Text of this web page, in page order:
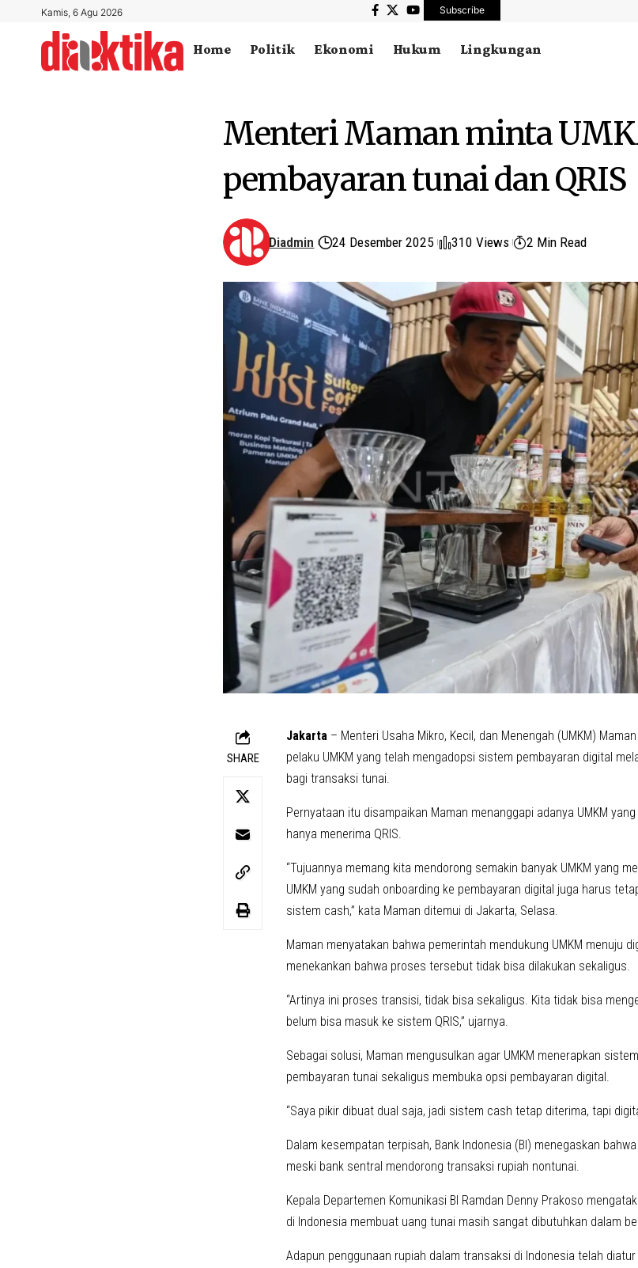
Kamis, 6 Agu 2026 Subscribe
Home Politik Ekonomi Hukum Lingkungan
Menteri Maman minta
pembayaran tunai dan QRIS
Diadmin 24 Desember 2025 310 Views 2 Min Read
SHARE
Jakarta – Menteri Usaha Mikro, Kecil, dan Menengah (UMKM)
pelaku UMKM yang telah mengadopsi sistem pembayaran digital
bagi transaksi tunai.
Pernyataan itu disampaikan Maman menanggapi adanya UMKM
hanya menerima QRIS.
“Tujuannya memang kita mendorong semakin banyak UMKM yang
UMKM yang sudah onboarding ke pembayaran digital juga harus
sistem cash,” kata Maman ditemui di Jakarta, Selasa.
Maman menyatakan bahwa pemerintah mendukung UMKM menuju
menekankan bahwa proses tersebut tidak bisa dilakukan sekaligus.
“Artinya ini proses transisi, tidak bisa sekaligus. Kita tidak bisa
belum bisa masuk ke sistem QRIS,” ujarnya.
Sebagai solusi, Maman mengusulkan agar UMKM menerapkan
pembayaran tunai sekaligus membuka opsi pembayaran digital.
“Saya pikir dibuat dual saja, jadi sistem cash tetap diterima, tapi
Dalam kesempatan terpisah, Bank Indonesia (BI) menegaskan
meski bank sentral mendorong transaksi rupiah nontunai.
Kepala Departemen Komunikasi BI Ramdan Denny Prakoso
di Indonesia membuat uang tunai masih sangat dibutuhkan dalam
Adapun penggunaan rupiah dalam transaksi di Indonesia telah